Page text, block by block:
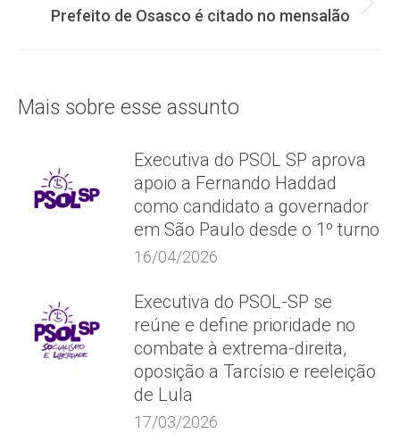
post:
Próximo
Prefeito de Osasco é citado no mensalão
Mais sobre esse assunto
Executiva do PSOL SP aprova
apoio a Fernando Haddad
como candidato a governador
em São Paulo desde o 1º turno
16/04/2026
Executiva do PSOL-SP se
reúne e define prioridade no
combate à extrema-direita,
oposição a Tarcísio e reeleição
de Lula
17/03/2026